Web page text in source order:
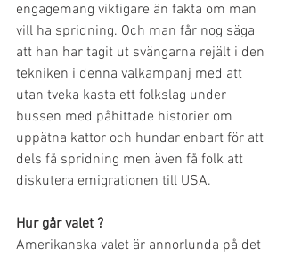
engagemang viktigare än fakta om man
vill ha spridning. Och man får nog säga
att han har tagit ut svängarna rejält i den
tekniken i denna valkampanj med att
utan tveka kasta ett folkslag under
bussen med påhittade historier om
uppätna kattor och hundar enbart för att
dels få spridning men även få folk att
diskutera emigrationen till USA.
Hur går valet ?
Amerikanska valet är annorlunda på det